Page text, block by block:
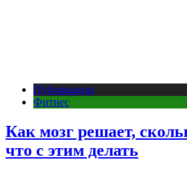
Публикации
Фитнес
Как мозг решает,
что с этим делать